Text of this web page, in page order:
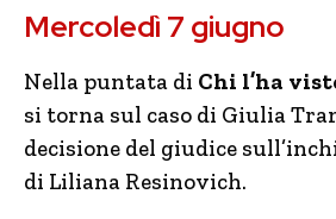
Mercoledì 7 giugno
Nella puntata di Chi l’ha
si torna sul caso di Giulia
decisione del giudice
di Liliana Resinovich.